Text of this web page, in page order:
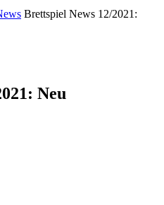
Brettspiel News 12/2021:
Neu